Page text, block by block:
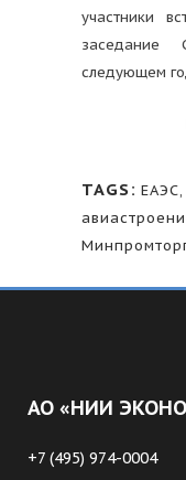
участники
следующем
TAGS: ЕАЭС,
АО «НИИ
+7 (495) 974-0004